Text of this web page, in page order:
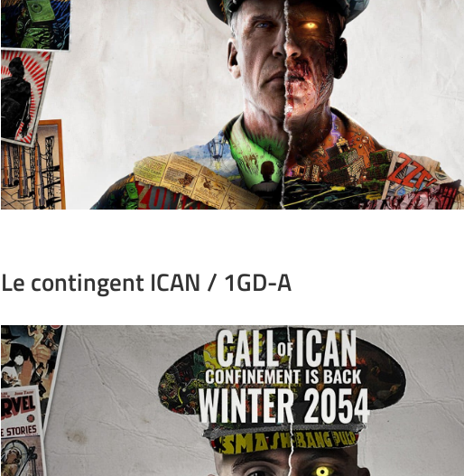
Le contingent ICAN / 1GD-A